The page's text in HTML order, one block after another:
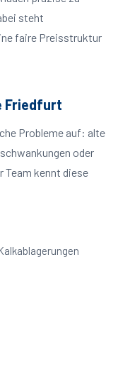
steht
faire Preisstruktur
Friedfurt
Probleme auf: alte
oder
Team kennt diese